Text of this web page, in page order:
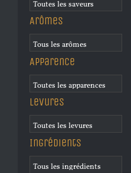
Arômes
Apparence
Levures
Ingrédients